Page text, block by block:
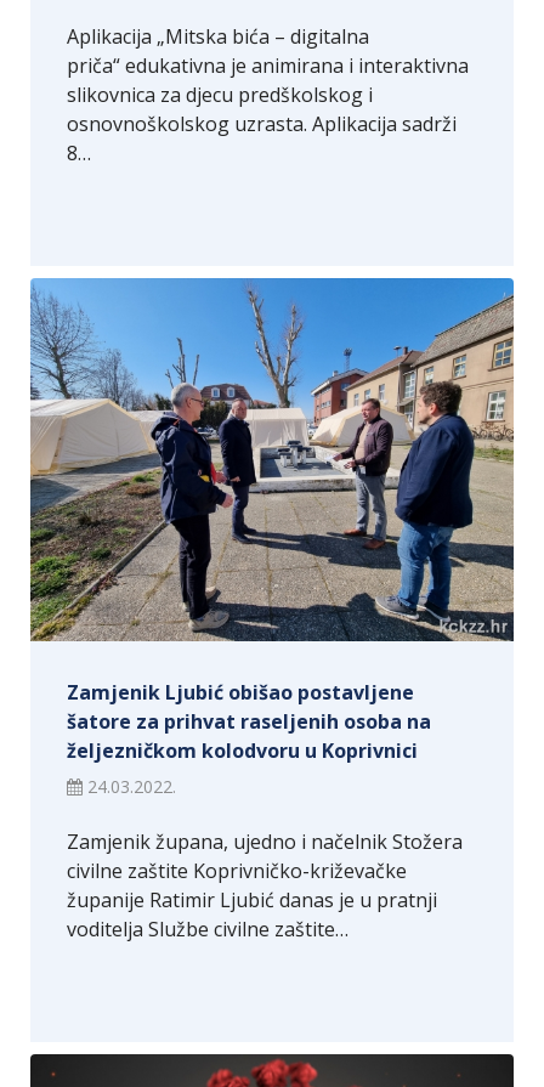
Aplikacija „Mitska bića – digitalna
priča“ edukativna je animirana i interaktivna
slikovnica za djecu predškolskog i
osnovnoškolskog uzrasta. Aplikacija sadrži
8…
Zamjenik Ljubić obišao postavljene
šatore za prihvat raseljenih osoba na
željezničkom kolodvoru u Koprivnici
24.03.2022.
Zamjenik župana, ujedno i načelnik Stožera
civilne zaštite Koprivničko-križevačke
županije Ratimir Ljubić danas je u pratnji
voditelja Službe civilne zaštite…